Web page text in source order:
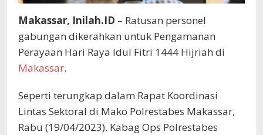
Makassar, Inilah.ID – Ratusan personel
gabungan dikerahkan untuk Pengamanan
Perayaan Hari Raya Idul Fitri 1444 Hijriah di
Makassar.
Seperti terungkap dalam Rapat Koordinasi
Lintas Sektoral di Mako Polrestabes Makassar,
Rabu (19/04/2023). Kabag Ops Polrestabes